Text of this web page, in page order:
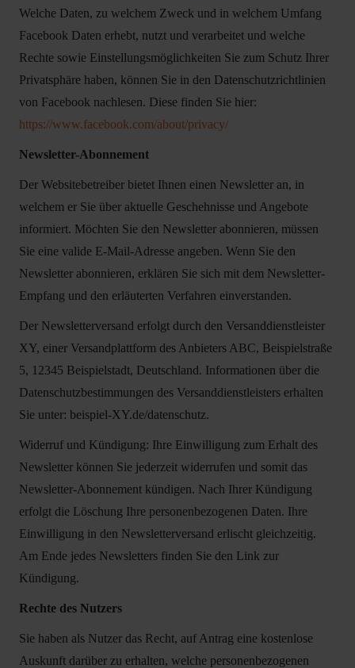
Welche Daten, zu welchem Zweck und in welchem Umfang
Facebook Daten erhebt, nutzt und verarbeitet und welche
Rechte sowie Einstellungsmöglichkeiten Sie zum Schutz Ihrer
Privatsphäre haben, können Sie in den Datenschutzrichtlinien
von Facebook nachlesen. Diese finden Sie hier:
https://www.facebook.com/about/privacy/
Newsletter-Abonnement
Der Websitebetreiber bietet Ihnen einen Newsletter an, in
welchem er Sie über aktuelle Geschehnisse und Angebote
informiert. Möchten Sie den Newsletter abonnieren, müssen
Sie eine valide E-Mail-Adresse angeben. Wenn Sie den
Newsletter abonnieren, erklären Sie sich mit dem Newsletter-
Empfang und den erläuterten Verfahren einverstanden.
Der Newsletterversand erfolgt durch den Versanddienstleister
XY, einer Versandplattform des Anbieters ABC, Beispielstraße
5, 12345 Beispielstadt, Deutschland. Informationen über die
Datenschutzbestimmungen des Versanddienstleisters erhalten
Sie unter: beispiel-XY.de/datenschutz.
Widerruf und Kündigung: Ihre Einwilligung zum Erhalt des
Newsletter können Sie jederzeit widerrufen und somit das
Newsletter-Abonnement kündigen. Nach Ihrer Kündigung
erfolgt die Löschung Ihre personenbezogenen Daten. Ihre
Einwilligung in den Newsletterversand erlischt gleichzeitig.
Am Ende jedes Newsletters finden Sie den Link zur
Kündigung.
Rechte des Nutzers
Sie haben als Nutzer das Recht, auf Antrag eine kostenlose
Auskunft darüber zu erhalten, welche personenbezogenen